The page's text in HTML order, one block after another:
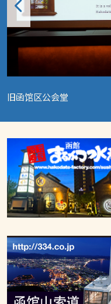
旧函馆区公会堂